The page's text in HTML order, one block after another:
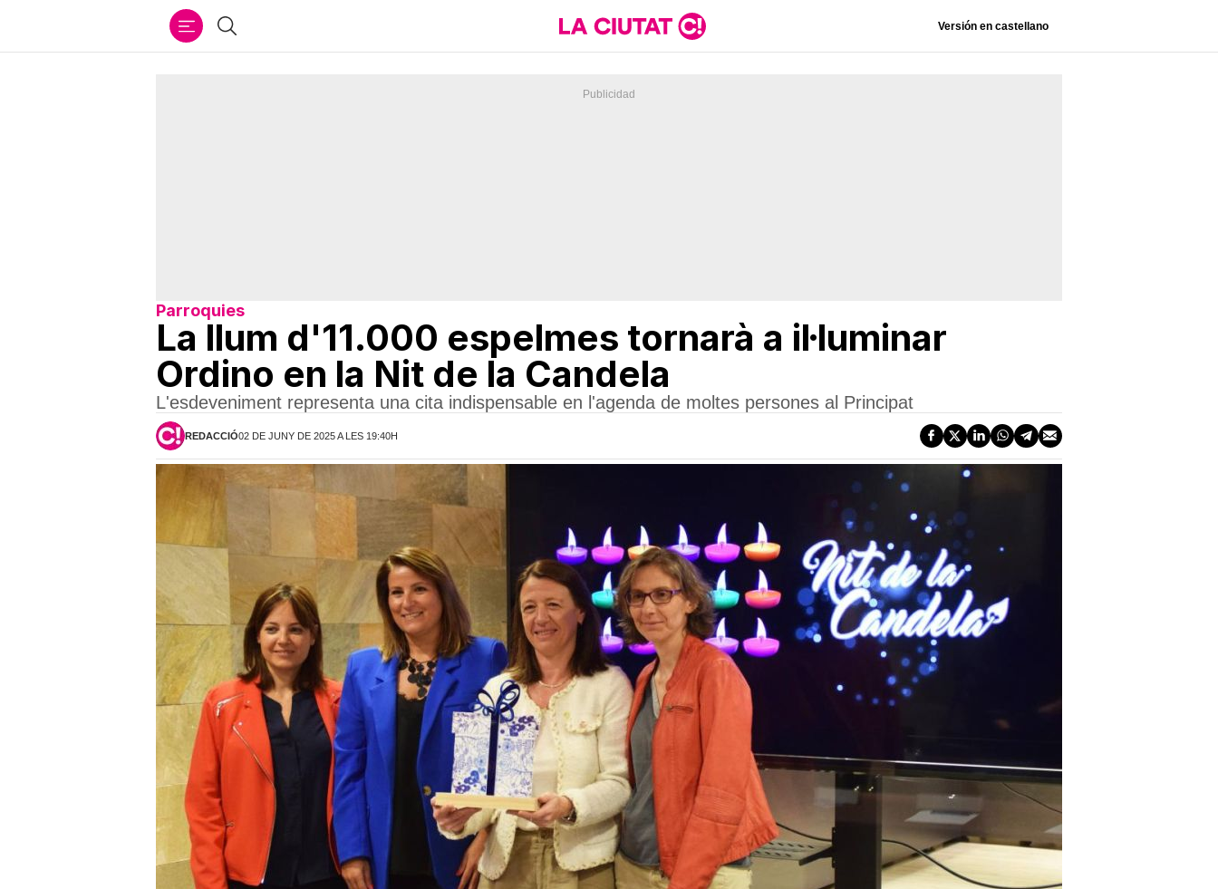
Cercar Versión en castellano
Parroquies
La llum d'11.000 espelmes tornarà a il·luminar
Ordino en la Nit de la Candela
L'esdeveniment representa una cita indispensable en l'agenda de moltes persones al Principat
REDACCIÓ02 DE JUNY DE 2025 A LES 19:40H